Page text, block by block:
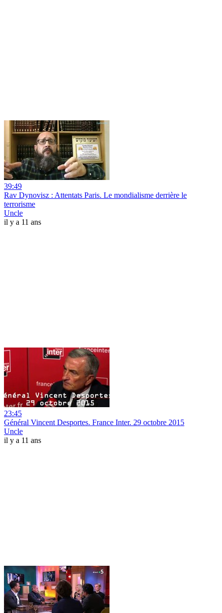
39:49
Rav Dynovisz : Attentats Paris. Le mondialisme derrière le
terrorisme
Uncle
il y a 11 ans
23:45
Général Vincent Desportes. France Inter. 29 octobre 2015
Uncle
il y a 11 ans